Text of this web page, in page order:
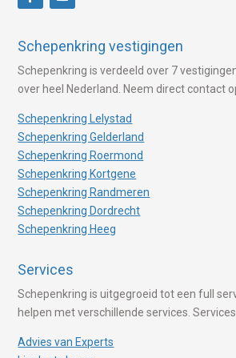
Schepenkring vestigingen
Schepenkring is verdeeld over 7
over heel Nederland. Neem direct contact
Schepenkring Lelystad
Schepenkring Gelderland
Schepenkring Roermond
Schepenkring Kortgene
Schepenkring Randmeren
Schepenkring Dordrecht
Schepenkring Heeg
Services
Schepenkring is uitgegroeid tot een full
helpen met verschillende services.
Advies van Experts